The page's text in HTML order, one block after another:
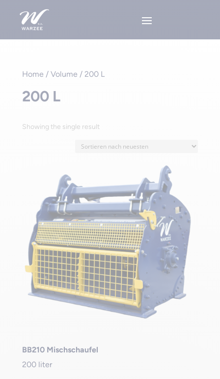
Home / Volume / 200 L
200 L
Showing the single result
BB210 Mischschaufel
200 liter